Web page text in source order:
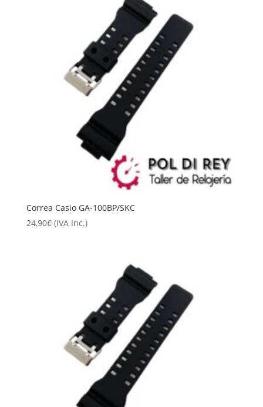
Correa Casio GA-100BP/SKC
24,90€ (IVA Inc.)